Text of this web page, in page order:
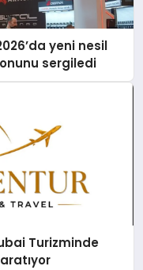
yeni nesil
sergiledi
Turizminde